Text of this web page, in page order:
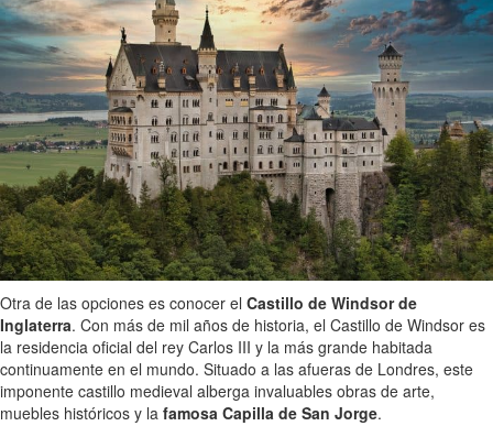
Otra de las opciones es conocer el Castillo de Windsor de
Inglaterra. Con más de mil años de historia, el Castillo de Windsor es
la residencia oficial del rey Carlos III y la más grande habitada
continuamente en el mundo. Situado a las afueras de Londres, este
imponente castillo medieval alberga invaluables obras de arte,
muebles históricos y la famosa Capilla de San Jorge.